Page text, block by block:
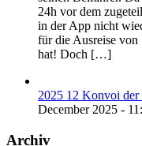
24h vor dem
in der App nicht
für die Ausreise
hat! Doch […]
2025 12 Konvoi
December 2025 -
Archiv